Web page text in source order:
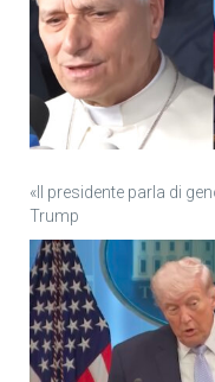
«Il presidente parla di
Trump